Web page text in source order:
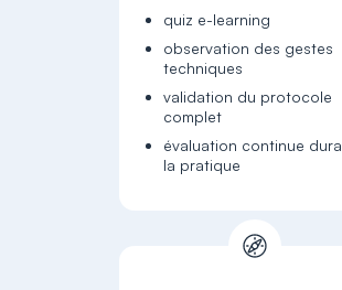
quiz e-learning
observation des gestes
techniques
validation du protocole
complet
évaluation continue
la pratique